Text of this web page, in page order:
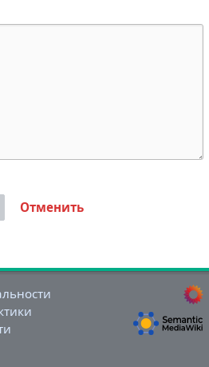
Отменить